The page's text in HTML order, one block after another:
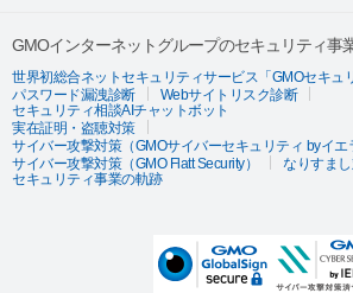
GMOインターネットグループのセキュリティ事
世界初総合ネットセキュリティサービス「GMOセキュ
パスワード漏洩診断
Webサイトリスク診断
セキュリティ相談AIチャットボット
実在証明・盗聴対策
サイバー攻撃対策（GMOサイバーセキュリティ byイエ
サイバー攻撃対策（GMO Flatt Security）
なりすま
セキュリティ事業の軌跡